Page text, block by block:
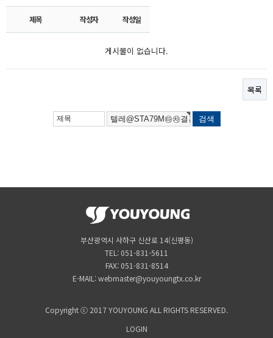
제목 작성자 작성일
게시물이 없습니다.
목록
부산광역시 사하구 신산로 14(신평동)
TEL: 051-831-5611
FAX: 051-831-8514
E-MAIL: webmaster@youyoungtx.co.kr
Copyright ⓒ 2017 YOUYOUNG ALL RIGHTS RESERVED.
LOGIN